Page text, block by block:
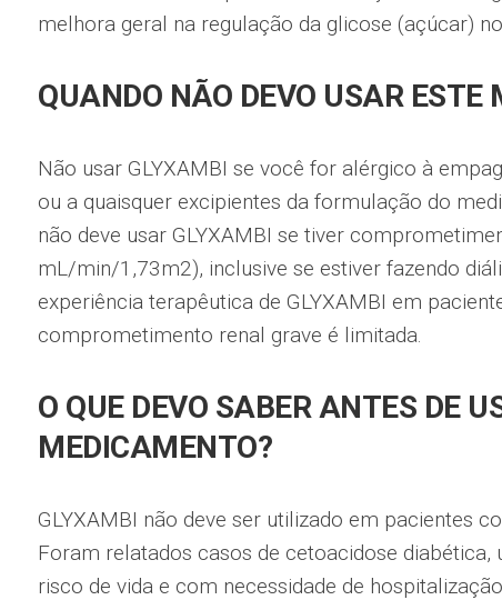
melhora geral na regulação da glicose (açúcar)
QUANDO NÃO DEVO USAR ESTE
Não usar GLYXAMBI se você for alérgico à
ou a quaisquer excipientes da formulação do
não deve usar GLYXAMBI se tiver
mL/min/1,73m2), inclusive se estiver fazendo
experiência terapêutica de GLYXAMBI em
comprometimento renal grave é limitada.
O QUE DEVO SABER ANTES DE
MEDICAMENTO?
GLYXAMBI não deve ser utilizado em pacientes
Foram relatados casos de cetoacidose
risco de vida e com necessidade de